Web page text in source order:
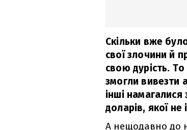
Скільки вже
свої злочини й
свою дурість.
змогли вивезти
інші
доларів, якої не
А нещодавно до